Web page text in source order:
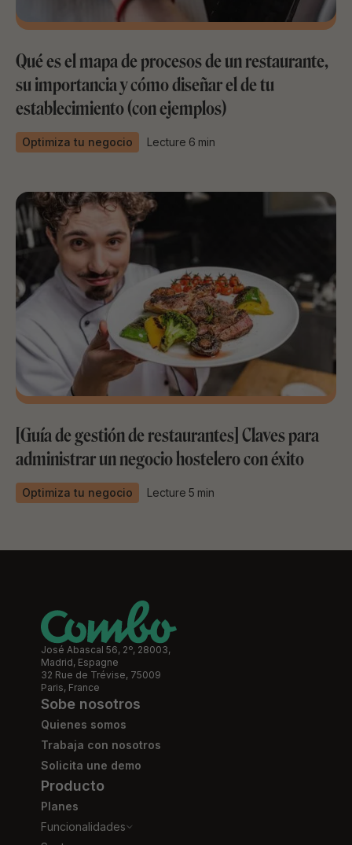
Qué es el mapa de procesos de un restaurante,
su importancia y cómo diseñar el de tu
establecimiento (con ejemplos)
Optimiza tu negocio Lecture 6 min
[Guía de gestión de restaurantes] Claves para
administrar un negocio hostelero con éxito
Optimiza tu negocio Lecture 5 min
José Abascal 56, 2º, 28003,
Madrid, Espagne
32 Rue de Trévise, 75009
Paris, France
Sobe nosotros
Quienes somos
Trabaja con nosotros
Solicita une demo
Producto
Planes
Funcionalidades